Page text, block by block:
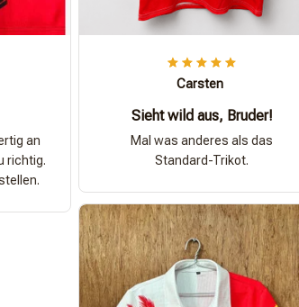
an
richtig.
Carsten
Sieht wild aus, Bruder!
Mal was anderes als das
Standard-Trikot.